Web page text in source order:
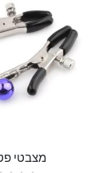
מצבטי